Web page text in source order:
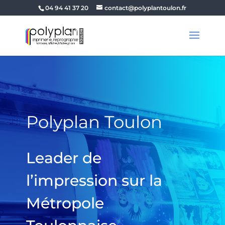
04 94 41 37 20 contact@polyplantoulon.fr
Polyplan Toulon
Leader de
l’impression sur la
Métropole